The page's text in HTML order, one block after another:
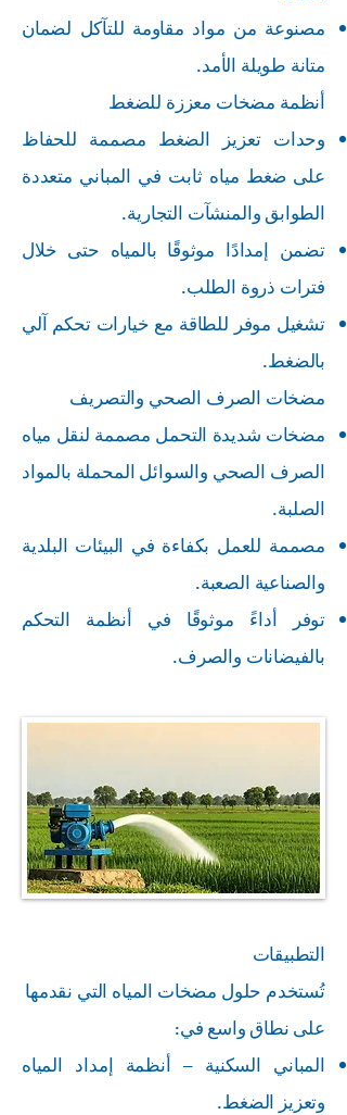
مصنوعة من مواد مقاومة للتآكل لضمان
متانة طويلة الأمد.
أنظمة مضخات معززة للضغط
وحدات تعزيز الضغط مصممة للحفاظ
على ضغط مياه ثابت في المباني متعددة
الطوابق والمنشآت التجارية.
تضمن إمدادًا موثوقًا بالمياه حتى خلال
فترات ذروة الطلب.
تشغيل موفر للطاقة مع خيارات تحكم آلي
بالضغط.
مضخات الصرف الصحي والتصريف
مضخات شديدة التحمل مصممة لنقل مياه
الصرف الصحي والسوائل المحملة بالمواد
الصلبة.
مصممة للعمل بكفاءة في البيئات البلدية
والصناعية الصعبة.
توفر أداءً موثوقًا في أنظمة التحكم
بالفيضانات والصرف.
التطبيقات
تُستخدم حلول مضخات المياه التي نقدمها
على نطاق واسع في:
المباني السكنية – أنظمة إمداد المياه
وتعزيز الضغط.